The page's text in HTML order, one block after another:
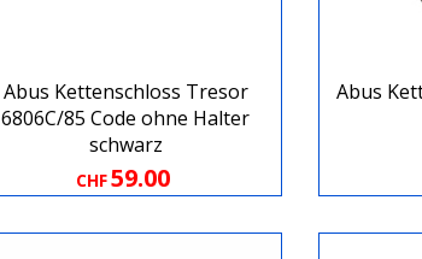
Abus Kettenschloss Tresor
6806C/85 Code ohne Halter
schwarz
CHF59.00
Abus